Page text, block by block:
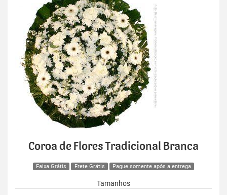
Coroa de Flores Tradicional Branca
Faixa Grátis Frete Grátis Pague somente após a entrega
Tamanhos